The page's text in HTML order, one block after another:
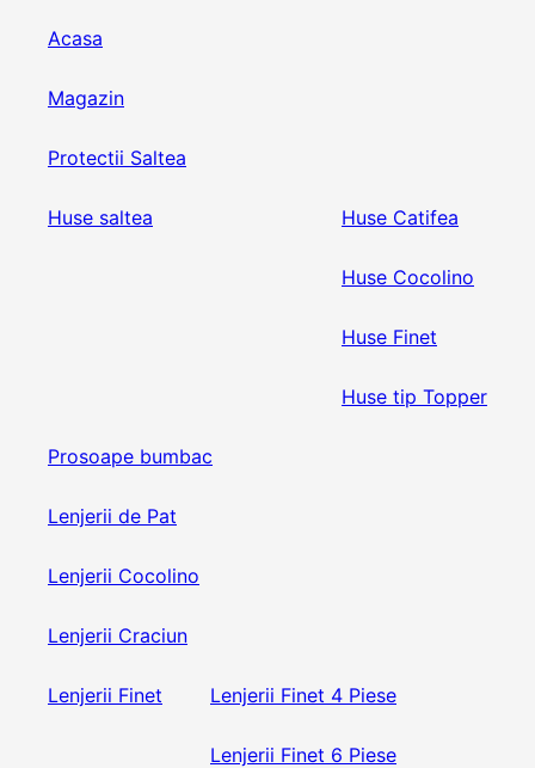
Acasa
Magazin
Protectii Saltea
Huse saltea Huse Catifea
Huse Cocolino
Huse Finet
Huse tip Topper
Prosoape bumbac
Lenjerii de Pat
Lenjerii Cocolino
Lenjerii Craciun
Lenjerii Finet Lenjerii Finet 4 Piese
Lenjerii Finet 6 Piese